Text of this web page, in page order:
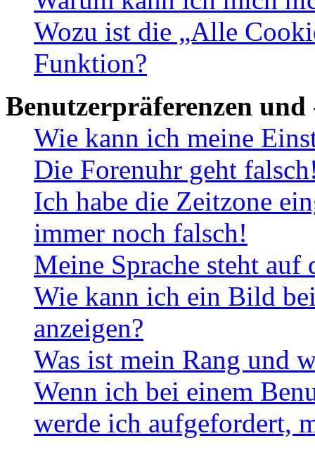
Wozu ist die „Alle
Funktion?
Benutzerpräferenzen und
Wie kann ich meine
Die Forenuhr geht
Ich habe die Zeitzone
immer noch falsch!
Meine Sprache steht
Wie kann ich ein Bild
anzeigen?
Was ist mein Rang und
Wenn ich bei einem
werde ich aufgefordert,